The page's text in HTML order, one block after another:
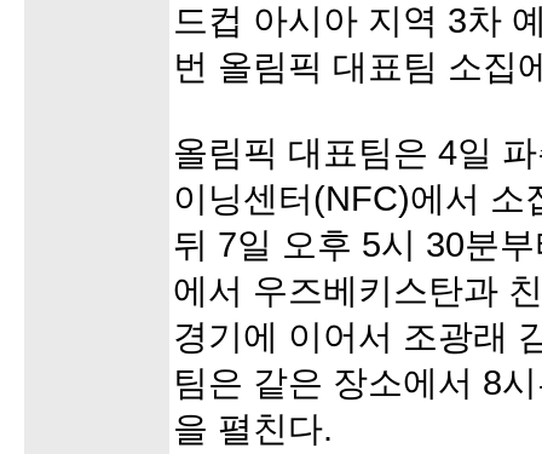
드컵 아시아 지역 3차
번 올림픽 대표팀 소집
올림픽 대표팀은 4일
이닝센터(NFC)에서 소
뒤 7일 오후 5시 30분
에서 우즈베키스탄과
경기에 이어서 조광래
팀은 같은 장소에서 8
을 펼친다.